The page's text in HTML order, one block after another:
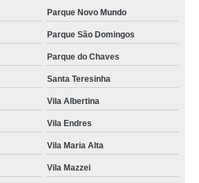
Parque Novo Mundo
Parque São Domingos
Parque do Chaves
Santa Teresinha
Vila Albertina
Vila Endres
Vila Maria Alta
Vila Mazzei